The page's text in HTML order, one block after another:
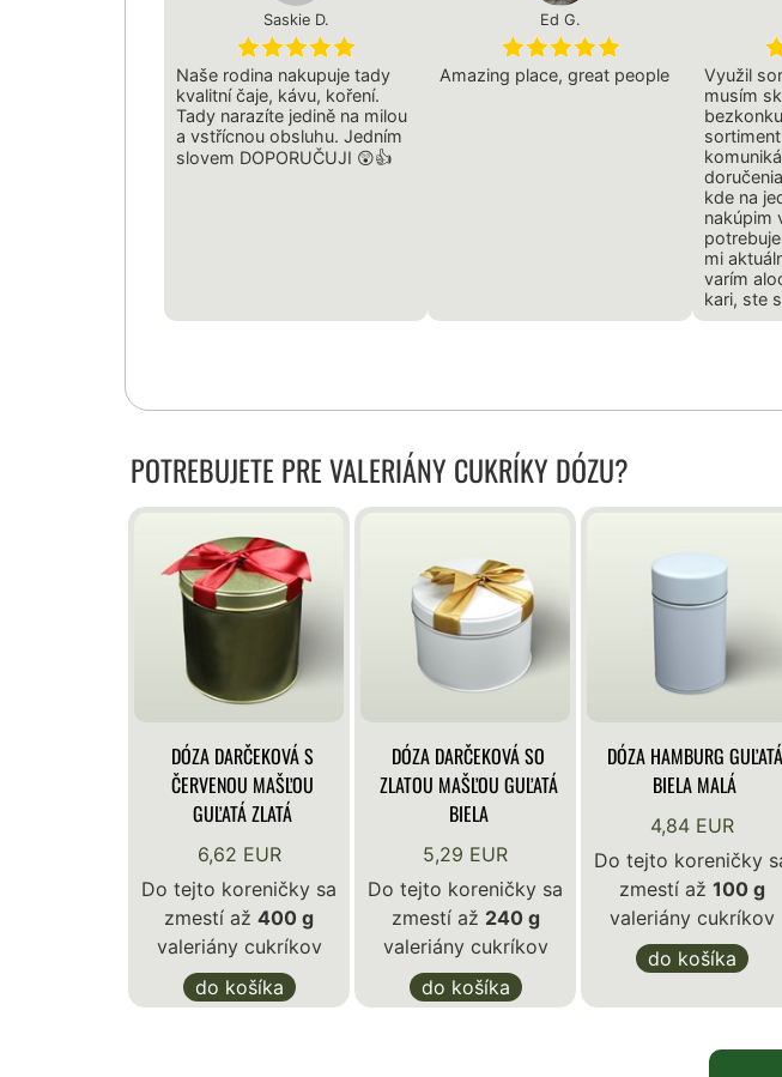
Saskie D.
Naše rodina nakupuje tady
kvalitní čaje, kávu, koření.
Tady narazíte jedině na milou
a vstřícnou obsluhu. Jedním
slovem DOPORUČUJI 😲👍
Ed G.
Amazing place, great people
Využil
musím
kde na
nakúpim
mi
varím
kari, ste
POTREBUJETE PRE VALERIÁNY CUKRÍKY DÓZU?
DÓZA DARČEKOVÁ S
ČERVENOU MAŠĽOU
GUĽATÁ ZLATÁ
6,62 EUR
Do tejto koreničky sa
zmestí až 400 g
valeriány cukríkov
do košíka
DÓZA DARČEKOVÁ SO
ZLATOU MAŠĽOU GUĽATÁ
BIELA
5,29 EUR
Do tejto koreničky sa
zmestí až 240 g
valeriány cukríkov
do košíka
DÓZA HAMBURG GUĽATÁ
BIELA MALÁ
4,84 EUR
Do tejto koreničky
zmestí až 100 g
valeriány cukríkov
do košíka